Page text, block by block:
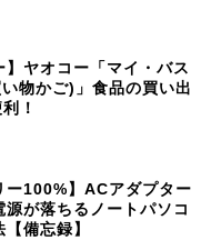
】ヤオコー「マイ・バス
物かご)」食品の買い出
！
ー100%】ACアダプター
源が落ちるノートパソコ
備忘録】